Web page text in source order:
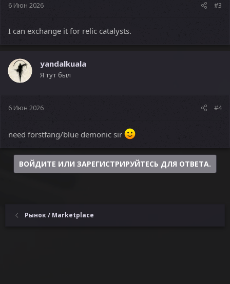
6 Июн 2026 #3
I can exchange it for relic catalysts.
yandalkuala
Я тут был
6 Июн 2026 #4
need forstfang/blue demonic sir
ВОЙДИТЕ ИЛИ ЗАРЕГИСТРИРУЙТЕСЬ ДЛЯ ОТВЕТА.
Рынок / Marketplace